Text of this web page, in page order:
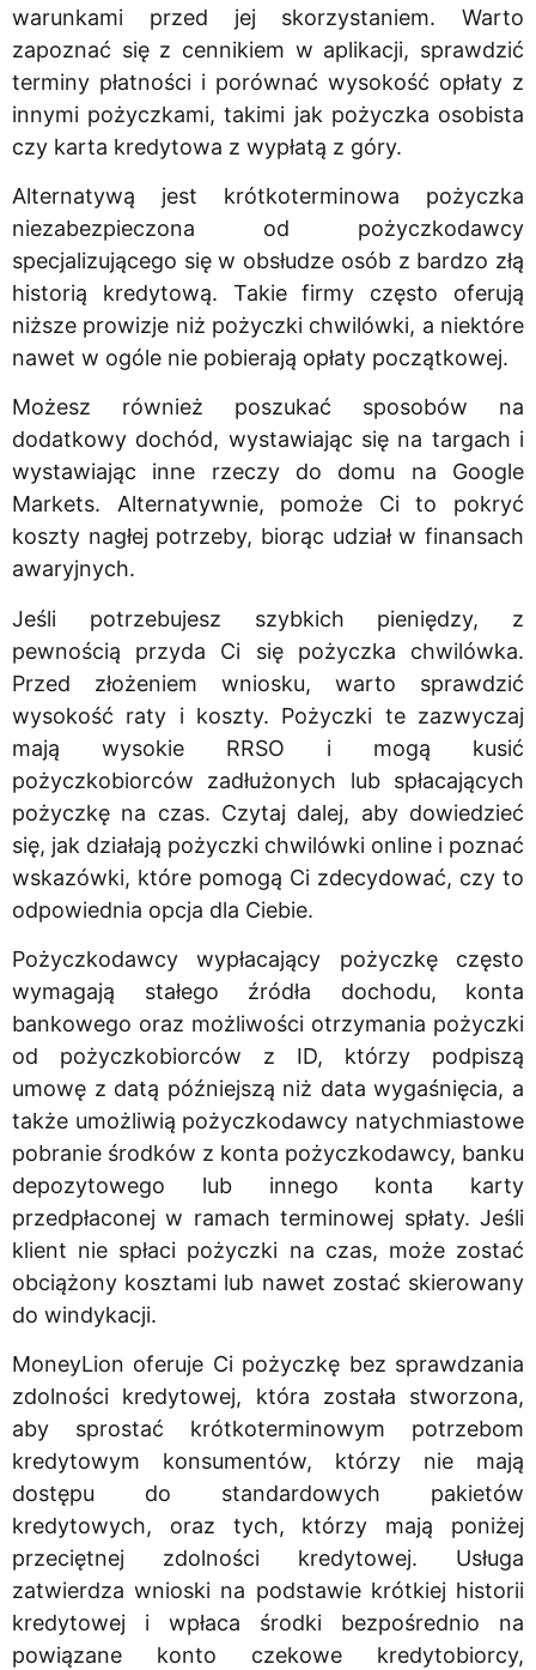
warunkami przed jej skorzystaniem. Warto
zapoznać się z cennikiem w aplikacji, sprawdzić
terminy płatności i porównać wysokość opłaty z
innymi pożyczkami, takimi jak pożyczka osobista
czy karta kredytowa z wypłatą z góry.
Alternatywą jest krótkoterminowa pożyczka
niezabezpieczona od pożyczkodawcy
specjalizującego się w obsłudze osób z bardzo złą
historią kredytową. Takie firmy często oferują
niższe prowizje niż pożyczki chwilówki, a niektóre
nawet w ogóle nie pobierają opłaty początkowej.
Możesz również poszukać sposobów na
dodatkowy dochód, wystawiając się na targach i
wystawiając inne rzeczy do domu na Google
Markets. Alternatywnie, pomoże Ci to pokryć
koszty nagłej potrzeby, biorąc udział w finansach
awaryjnych.
Jeśli potrzebujesz szybkich pieniędzy, z
pewnością przyda Ci się pożyczka chwilówka.
Przed złożeniem wniosku, warto sprawdzić
wysokość raty i koszty. Pożyczki te zazwyczaj
mają wysokie RRSO i mogą kusić
pożyczkobiorców zadłużonych lub spłacających
pożyczkę na czas. Czytaj dalej, aby dowiedzieć
się, jak działają pożyczki chwilówki online i poznać
wskazówki, które pomogą Ci zdecydować, czy to
odpowiednia opcja dla Ciebie.
Pożyczkodawcy wypłacający pożyczkę często
wymagają stałego źródła dochodu, konta
bankowego oraz możliwości otrzymania pożyczki
od pożyczkobiorców z ID, którzy podpiszą
umowę z datą późniejszą niż data wygaśnięcia, a
także umożliwią pożyczkodawcy natychmiastowe
pobranie środków z konta pożyczkodawcy, banku
depozytowego lub innego konta karty
przedpłaconej w ramach terminowej spłaty. Jeśli
klient nie spłaci pożyczki na czas, może zostać
obciążony kosztami lub nawet zostać skierowany
do windykacji.
MoneyLion oferuje Ci pożyczkę bez sprawdzania
zdolności kredytowej, która została stworzona,
aby sprostać krótkoterminowym potrzebom
kredytowym konsumentów, którzy nie mają
dostępu do standardowych pakietów
kredytowych, oraz tych, którzy mają poniżej
przeciętnej zdolności kredytowej. Usługa
zatwierdza wnioski na podstawie krótkiej historii
kredytowej i wpłaca środki bezpośrednio na
powiązane konto czekowe kredytobiorcy,